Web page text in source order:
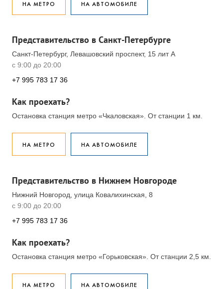
НА МЕТРО НА АВТОМОБИЛЕ
Представительство в Санкт-Петербурге
Санкт-Петербург, Левашовский проспект, 15 лит А
с 9:00 до 20:00
+7 995 783 17 36
Как проехать?
Остановка станция метро «Чкаловская». От станции 1 км.
НА МЕТРО НА АВТОМОБИЛЕ
Представительство в Нижнем Новгороде
Нижний Новгород, улица Ковалихинская, 8
с 9:00 до 20:00
+7 995 783 17 36
Как проехать?
Остановка станция метро «Горьковская». От станции 2,5 км.
НА МЕТРО НА АВТОМОБИЛЕ